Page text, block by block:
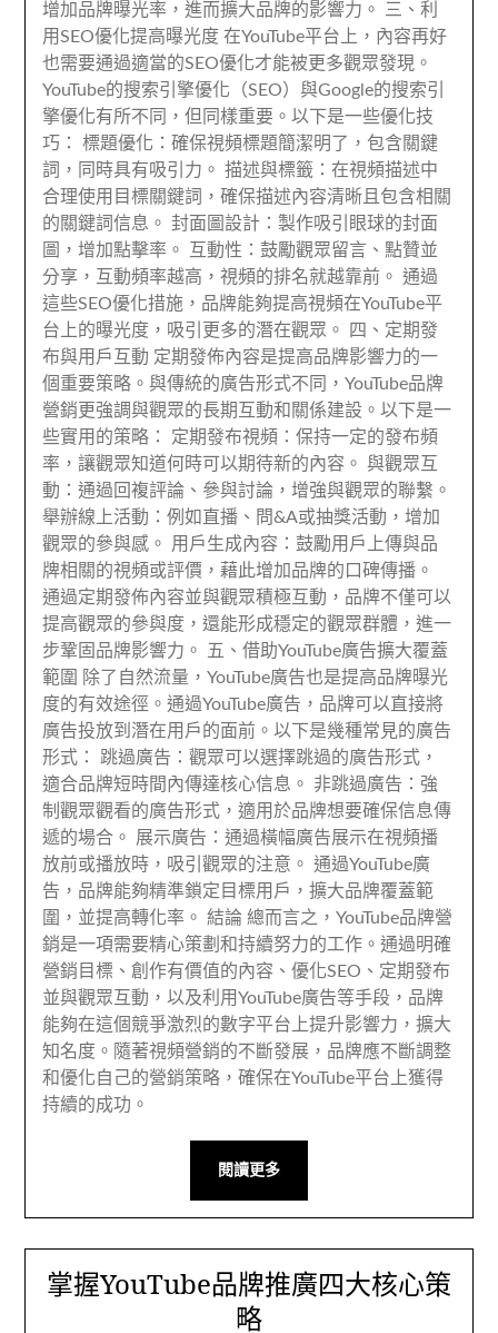
增加品牌曝光率，進而擴大品牌的影響力。 三、利
用SEO優化提高曝光度 在YouTube平台上，內容再好
也需要通過適當的SEO優化才能被更多觀眾發現。
YouTube的搜索引擎優化（SEO）與Google的搜索引
擎優化有所不同，但同樣重要。以下是一些優化技
巧： 標題優化：確保視頻標題簡潔明了，包含關鍵
詞，同時具有吸引力。 描述與標籤：在視頻描述中
合理使用目標關鍵詞，確保描述內容清晰且包含相關
的關鍵詞信息。 封面圖設計：製作吸引眼球的封面
圖，增加點擊率。 互動性：鼓勵觀眾留言、點贊並
分享，互動頻率越高，視頻的排名就越靠前。 通過
這些SEO優化措施，品牌能夠提高視頻在YouTube平
台上的曝光度，吸引更多的潛在觀眾。 四、定期發
布與用戶互動 定期發佈內容是提高品牌影響力的一
個重要策略。與傳統的廣告形式不同，YouTube品牌
營銷更強調與觀眾的長期互動和關係建設。以下是一
些實用的策略： 定期發布視頻：保持一定的發布頻
率，讓觀眾知道何時可以期待新的內容。 與觀眾互
動：通過回複評論、參與討論，增強與觀眾的聯繫。
舉辦線上活動：例如直播、問&A或抽獎活動，增加
觀眾的參與感。 用戶生成內容：鼓勵用戶上傳與品
牌相關的視頻或評價，藉此增加品牌的口碑傳播。
通過定期發佈內容並與觀眾積極互動，品牌不僅可以
提高觀眾的參與度，還能形成穩定的觀眾群體，進一
步鞏固品牌影響力。 五、借助YouTube廣告擴大覆蓋
範圍 除了自然流量，YouTube廣告也是提高品牌曝光
度的有效途徑。通過YouTube廣告，品牌可以直接將
廣告投放到潛在用戶的面前。以下是幾種常見的廣告
形式： 跳過廣告：觀眾可以選擇跳過的廣告形式，
適合品牌短時間內傳達核心信息。 非跳過廣告：強
制觀眾觀看的廣告形式，適用於品牌想要確保信息傳
遞的場合。 展示廣告：通過橫幅廣告展示在視頻播
放前或播放時，吸引觀眾的注意。 通過YouTube廣
告，品牌能夠精準鎖定目標用戶，擴大品牌覆蓋範
圍，並提高轉化率。 結論 總而言之，YouTube品牌營
銷是一項需要精心策劃和持續努力的工作。通過明確
營銷目標、創作有價值的內容、優化SEO、定期發布
並與觀眾互動，以及利用YouTube廣告等手段，品牌
能夠在這個競爭激烈的數字平台上提升影響力，擴大
知名度。隨著視頻營銷的不斷發展，品牌應不斷調整
和優化自己的營銷策略，確保在YouTube平台上獲得
持續的成功。
閱讀更多
掌握YouTube品牌推廣四大核心策
略